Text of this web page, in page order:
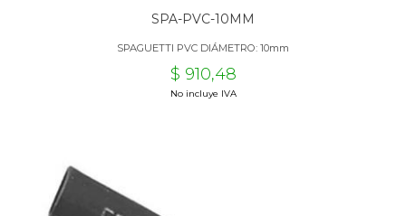
SPA-PVC-10MM
SPAGUETTI PVC DIÁMETRO: 10mm
$ 910,48
No incluye IVA